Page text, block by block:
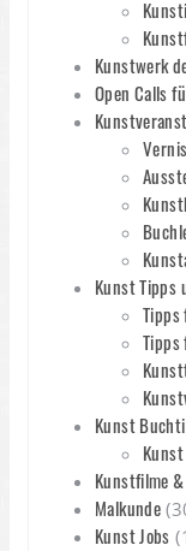
Kunstwerk
Open Calls
Kunst Tipps
Tipps
Tipps
Kunst
Kunstfilme
Malkunde
Kunst Jobs